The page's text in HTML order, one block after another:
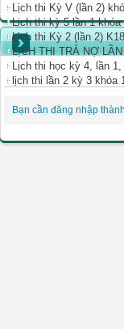
Lịch thi Kỳ V (lần 2)
Lịch thi kỳ 5 lần 1 khóa
Lịch thi Kỳ 2 (lần 2)
LỊCH THI TRẢ NỢ
Lịch thi học kỳ 4, lần
lịch thi lần 2 kỳ 3 khóa
Bạn cần đăng nhập